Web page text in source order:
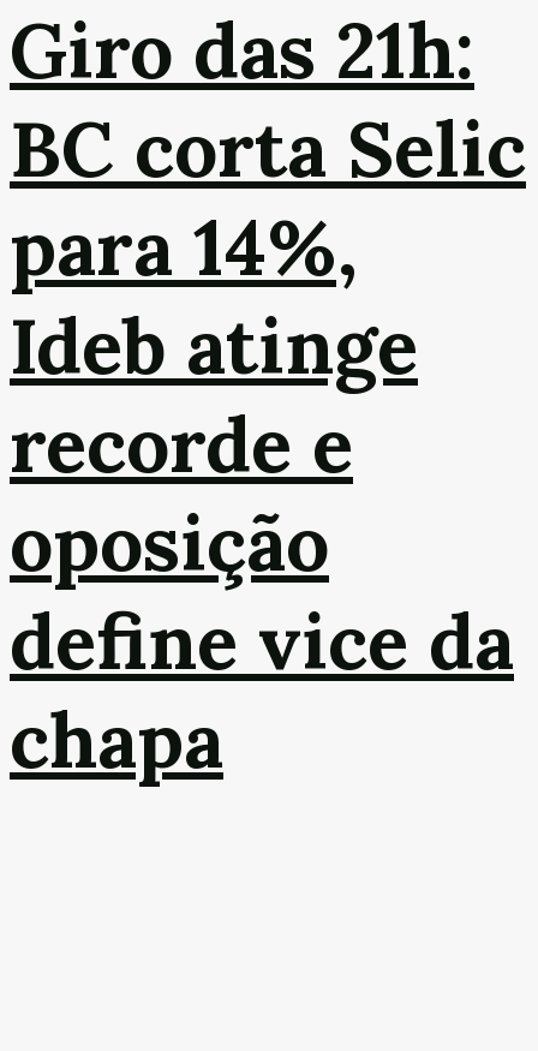
Giro das 21h:
BC corta Selic
para 14%,
Ideb atinge
recorde e
oposição
define vice da
chapa